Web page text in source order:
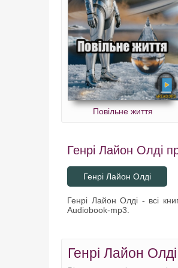
Повільне життя
Генрі Лайон Олді
Генрі Лайон Олді
Генрі Лайон Олді - всі
Audiobook-mp3.
Генрі Лайон